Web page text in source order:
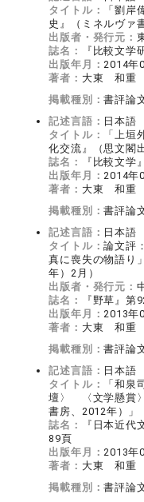
タイトル：
「劉
史』（ミネルヴァ
出版者・発行元：
誌名：
『比較文学
出版年月：2014年
著者： 大東 和重
掲載種別：書評論
記述言語： 日本語
タイトル：
「上垣
化交流』（思文閣
誌名：
『比較文学
出版年月：2014年
著者： 大東 和重
掲載種別：書評論
記述言語： 日本語
タイトル：論文評
真に喪失の物語り
年）2月）
出版者・発行元：
誌名：
『野草』第
出版年月：2013年
著者： 大東 和重
掲載種別：書評論
記述言語： 日本語
タイトル：
「和泉
壇〉 〈文学懸賞
書房、2012年）」
誌名：
『日本近代
89頁
出版年月：2013年
著者： 大東 和重
掲載種別：書評論